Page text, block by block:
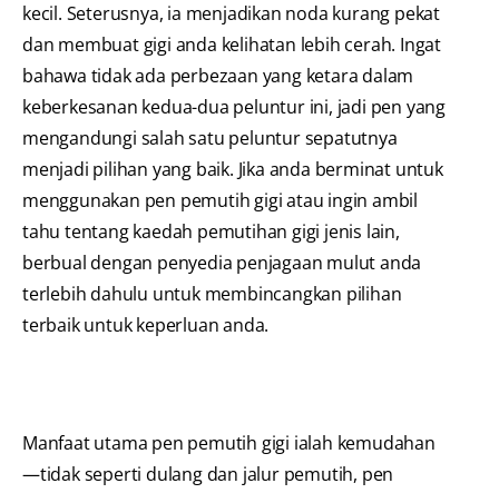
kecil. Seterusnya, ia menjadikan noda kurang pekat
dan membuat gigi anda kelihatan lebih cerah. Ingat
bahawa tidak ada perbezaan yang ketara dalam
keberkesanan kedua-dua peluntur ini, jadi pen yang
mengandungi salah satu peluntur sepatutnya
menjadi pilihan yang baik. Jika anda berminat untuk
menggunakan pen pemutih gigi atau ingin ambil
tahu tentang kaedah pemutihan gigi jenis lain,
berbual dengan penyedia penjagaan mulut anda
terlebih dahulu untuk membincangkan pilihan
terbaik untuk keperluan anda.
Manfaat utama pen pemutih gigi ialah kemudahan
—tidak seperti dulang dan jalur pemutih, pen